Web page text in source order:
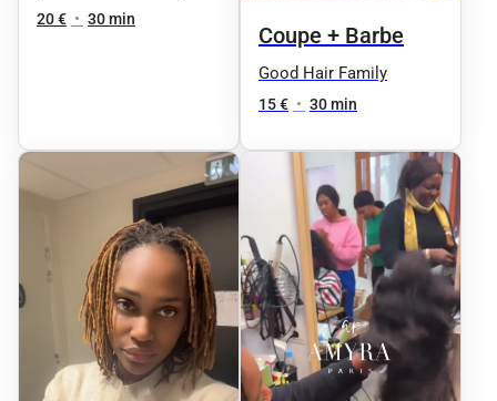
Nation
20 € • 30 min
Coupe + Barbe
Good Hair Family
15 € • 30 min